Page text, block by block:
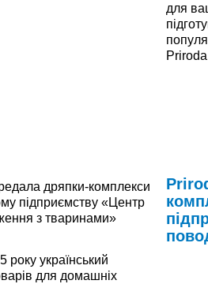
для
року український
для домашніх